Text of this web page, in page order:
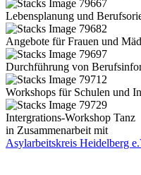
Lebensplanung und
Angebote für Frauen und
Durchführung von
Workshops für Schulen und
Intergrations-Workshop Tanz
in Zusammenarbeit mit
Asylarbeitskreis Heidelberg